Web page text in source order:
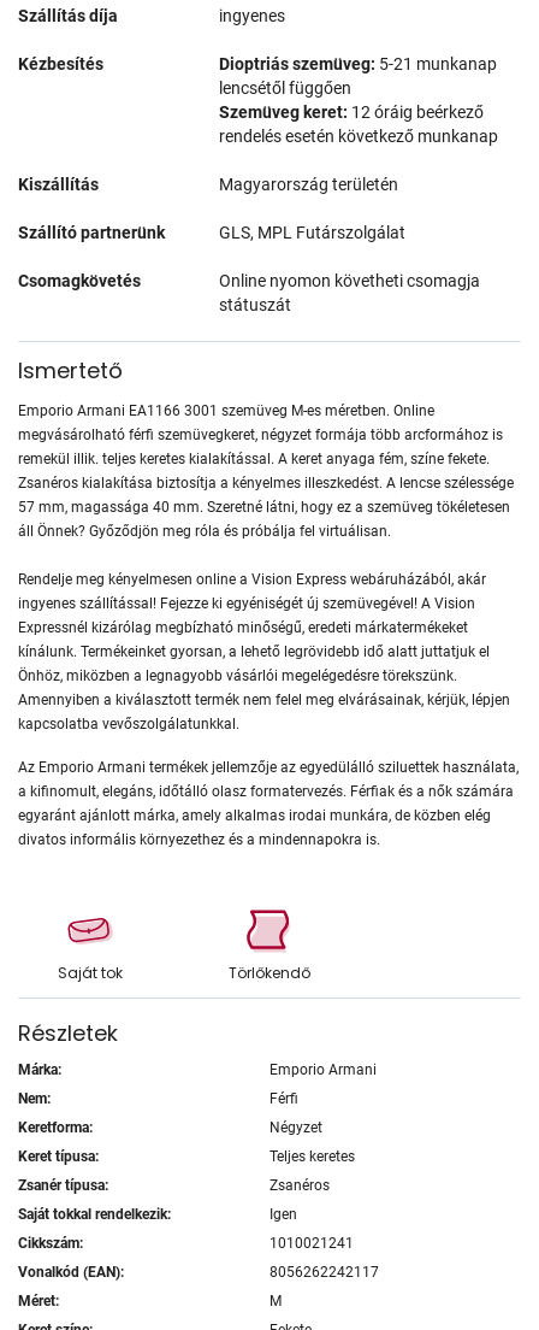
Szállítás díja ingyenes
Kézbesítés Dioptriás szemüveg: 5-21 munkanap
lencsétől függően
Szemüveg keret: 12 óráig beérkező
rendelés esetén következő munkanap
Kiszállítás Magyarország területén
Szállító partnerünk GLS, MPL Futárszolgálat
Csomagkövetés
Online nyomon követheti csomagja
státuszát
Ismertető
Emporio Armani EA1166 3001 szemüveg M-es méretben. Online
megvásárolható férfi szemüvegkeret, négyzet formája több arcformához is
remekül illik. teljes keretes kialakítással. A keret anyaga fém, színe fekete.
Zsanéros kialakítása biztosítja a kényelmes illeszkedést. A lencse szélessége
57 mm, magassága 40 mm. Szeretné látni, hogy ez a szemüveg tökéletesen
áll Önnek? Győződjön meg róla és próbálja fel virtuálisan.
Rendelje meg kényelmesen online a Vision Express webáruházából, akár
ingyenes szállítással! Fejezze ki egyéniségét új szemüvegével! A Vision
Expressnél kizárólag megbízható minőségű, eredeti márkatermékeket
kínálunk. Termékeinket gyorsan, a lehető legrövidebb idő alatt juttatjuk el
Önhöz, miközben a legnagyobb vásárlói megelégedésre törekszünk.
Amennyiben a kiválasztott termék nem felel meg elvárásainak, kérjük, lépjen
kapcsolatba vevőszolgálatunkkal.
Az Emporio Armani termékek jellemzője az egyedülálló sziluettek használata,
a kifinomult, elegáns, időtálló olasz formatervezés. Férfiak és a nők számára
egyaránt ajánlott márka, amely alkalmas irodai munkára, de közben elég
divatos informális környezethez és a mindennapokra is.
Saját tok Törlőkendő
Részletek
Márka:
Emporio Armani
Nem:
Férfi
Keretforma:
Négyzet
Keret típusa:
Teljes keretes
Zsanér típusa:
Zsanéros
Saját tokkal rendelkezik:
Igen
Cikkszám:
1010021241
Vonalkód (EAN):
8056262242117
Méret:
M